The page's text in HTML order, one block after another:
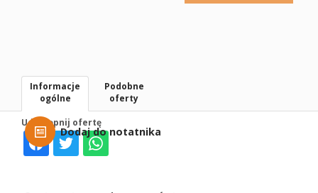
Dodaj do notatnika
Udostępnij ofertę
Informacje
ogólne
Podobne
oferty